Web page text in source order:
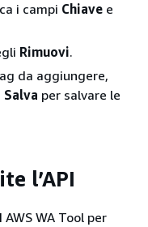
i campi Chiave e
Rimuovi.
da aggiungere,
Salva per salvare le
l’API
WA Tool per